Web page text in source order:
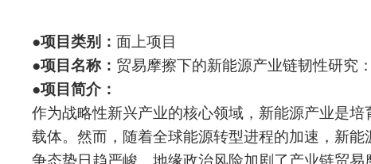
●项目类别：面上项目
●项目名称： 贸易摩擦下的新能源产业链韧性研究
●项目简介：
作为战略性新兴产业的核心领域，新能源产业是
载体。然而，随着全球能源转型进程的加速，新
争态势日趋严峻。地缘政治风险加剧了产业链贸